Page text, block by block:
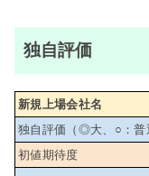
独自評価
新規上場会社名
独自評価（◎大、○：普
初値期待度